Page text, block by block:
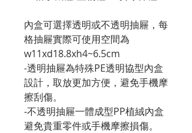
內盒可選擇透明或不透明抽屜，每
格抽屜實際可使用空間為
w11xd18.8xh4~6.5cm
-透明抽屜為特殊PE透明協型內盒
設計，取放更加方便，避免手機摩
擦刮傷。
-不透明抽屜一體成型PP植絨內盒
避免貴重零件或手機摩擦損傷。